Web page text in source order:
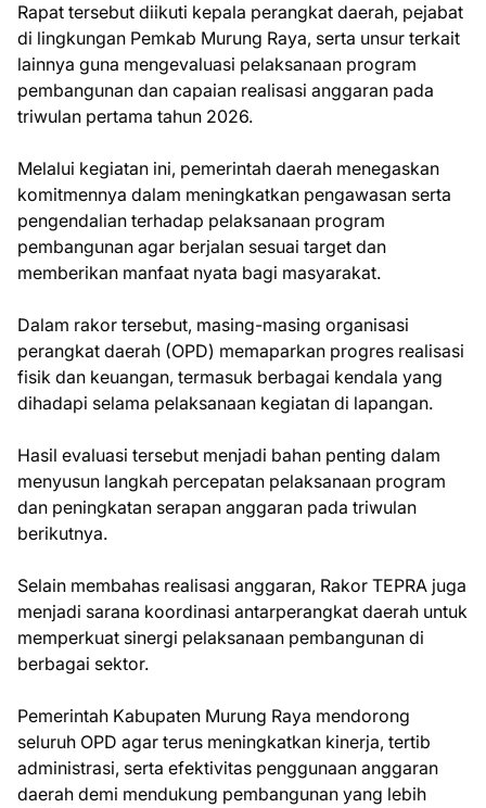
Rapat tersebut diikuti kepala perangkat daerah, pejabat
di lingkungan Pemkab Murung Raya, serta unsur terkait
lainnya guna mengevaluasi pelaksanaan program
pembangunan dan capaian realisasi anggaran pada
triwulan pertama tahun 2026.
Melalui kegiatan ini, pemerintah daerah menegaskan
komitmennya dalam meningkatkan pengawasan serta
pengendalian terhadap pelaksanaan program
pembangunan agar berjalan sesuai target dan
memberikan manfaat nyata bagi masyarakat.
Dalam rakor tersebut, masing-masing organisasi
perangkat daerah (OPD) memaparkan progres realisasi
fisik dan keuangan, termasuk berbagai kendala yang
dihadapi selama pelaksanaan kegiatan di lapangan.
Hasil evaluasi tersebut menjadi bahan penting dalam
menyusun langkah percepatan pelaksanaan program
dan peningkatan serapan anggaran pada triwulan
berikutnya.
Selain membahas realisasi anggaran, Rakor TEPRA juga
menjadi sarana koordinasi antarperangkat daerah untuk
memperkuat sinergi pelaksanaan pembangunan di
berbagai sektor.
Pemerintah Kabupaten Murung Raya mendorong
seluruh OPD agar terus meningkatkan kinerja, tertib
administrasi, serta efektivitas penggunaan anggaran
daerah demi mendukung pembangunan yang lebih